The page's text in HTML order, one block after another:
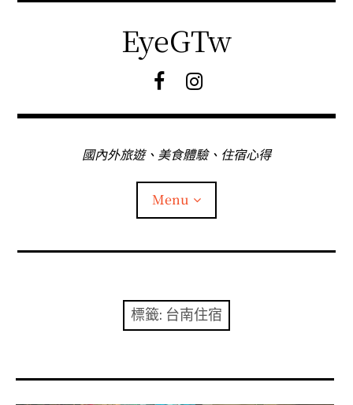
Skip
EyeGTw
F
粉
專
頁
I
國內外旅遊、美食體驗、住宿心得
Menu
秘魯旅遊 child
標籤: 台南住宿